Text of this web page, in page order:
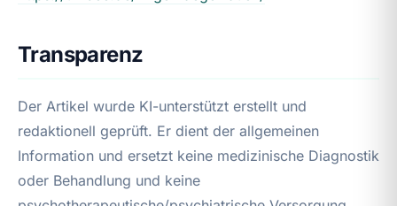
Transparenz
Der Artikel wurde KI-unterstützt erstellt und
redaktionell geprüft. Er dient der allgemeinen
Information und ersetzt keine medizinische Diagnostik
oder Behandlung und keine